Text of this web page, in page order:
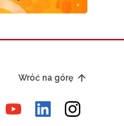
Wróć na górę